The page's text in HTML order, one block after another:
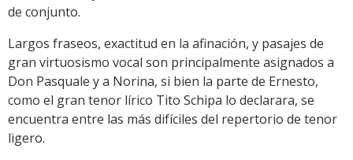
de conjunto.
Largos fraseos, exactitud en la afinación, y pasajes de
gran virtuosismo vocal son principalmente asignados a
Don Pasquale y a Norina, si bien la parte de Ernesto,
como el gran tenor lírico Tito Schipa lo declarara, se
encuentra entre las más difíciles del repertorio de tenor
ligero.